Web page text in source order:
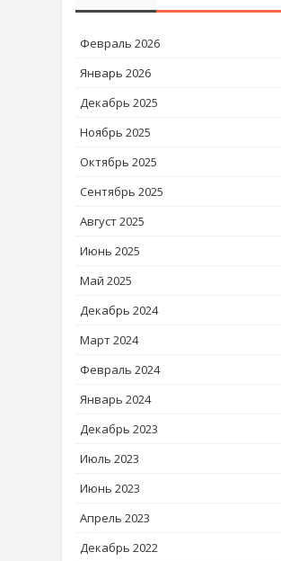
Февраль 2026
Январь 2026
Декабрь 2025
Ноябрь 2025
Октябрь 2025
Сентябрь 2025
Август 2025
Июнь 2025
Май 2025
Декабрь 2024
Март 2024
Февраль 2024
Январь 2024
Декабрь 2023
Июль 2023
Июнь 2023
Апрель 2023
Декабрь 2022